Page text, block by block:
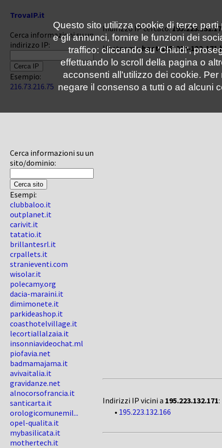
TrovaIP.it
Cerca informazioni su un
indirizzo IP:
Esempio:
216.73.216.75
Cerca informazioni su un
sito/dominio:
Esempi:
clubbaloo.it
outplanet.it
carivit.it
tatatio.it
brillantesrl.it
crpallets.it
stranieventi.com
wisolar.it
polecamy.org
dacia-maraini.it
dimimonete.it
parkideashop.it
coasthotelvillage.it
lecortiallalzaia.it
insonniavideochat.ml
piofavia.net
badmamajama.it
avivaitalia.it
gravidanze.net
alnocorsofrancia.it
santicarta.it
orologicomunemil...
opel-qualita.it
mybasilicata.it
mothertech.it
Indirizzo IP cercato:
Hostname:host-195-223-132-
Indirizzi IP vicini a 195.223.132.171:
• 195.223.132.166
Questo sito utilizza cookie di terze
e gli annunci, fornire le funzioni dei
traffico: cliccando su 'Chiudi',
effettuando lo scroll della pagina o
acconsenti all'utilizzo dei cookie.
negare il consenso a tutti o ad alcuni